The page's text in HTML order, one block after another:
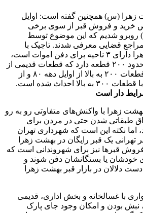
زهرا (س) همچنین گفته است: اوایل
خرید و فروش قبر از سوی برخی
روبرو شدیم که این موضوع توسط
قضایی معرفی شدند. تاجیک با
اشاره به این که بهشت زهرا دارای ۳ ناحیه برای دفن اموات است،
تصریح کرد: بهشت زهرا حدود ۲۰۰ قطعه دارد که قطعات قدیمی از
سال ۴۹ فعال شده‌اند و قطعات ۲۰۰ به بالا از اوایل دهه ۸۰ و از
دار است
زهرا با واکنش‌های متفاوتی رو به رو
طبقاتی شدن حتی در مردن برای
اما نکته این است که شهرداری تهران
تهرانی یک قبر رایگان در بهشت زهرا
قبر‌ها نیز برای شهروندانی است که
خودشان یا بستگانشان دفن شوند و
دلالان در بازار قبر بهشت زهرا
با غسالخانه و بخش اداری، قدیمی‌
نبش‌ بودن و امکان وجود جای پارک